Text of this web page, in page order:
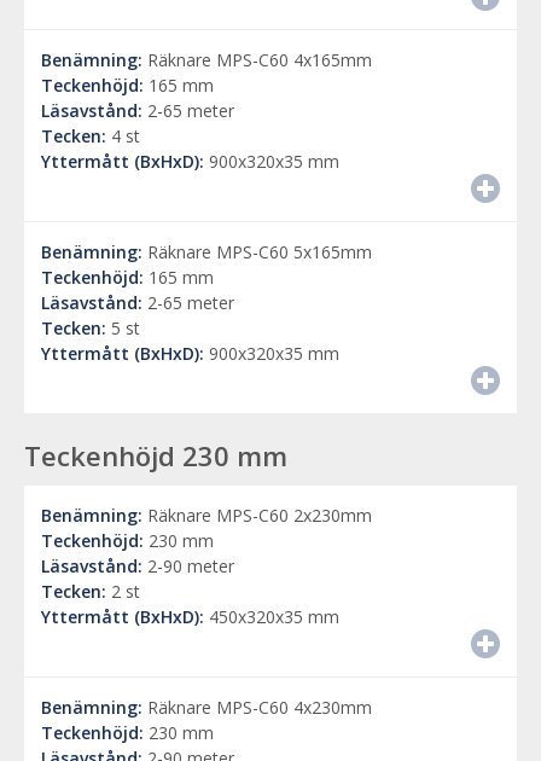
Benämning: Räknare MPS-C60 4x165mm
Teckenhöjd: 165 mm
Läsavstånd: 2-65 meter
Tecken: 4 st
Yttermått (BxHxD): 900x320x35 mm
Benämning: Räknare MPS-C60 5x165mm
Teckenhöjd: 165 mm
Läsavstånd: 2-65 meter
Tecken: 5 st
Yttermått (BxHxD): 900x320x35 mm
Teckenhöjd 230 mm
Benämning: Räknare MPS-C60 2x230mm
Teckenhöjd: 230 mm
Läsavstånd: 2-90 meter
Tecken: 2 st
Yttermått (BxHxD): 450x320x35 mm
Benämning: Räknare MPS-C60 4x230mm
Teckenhöjd: 230 mm